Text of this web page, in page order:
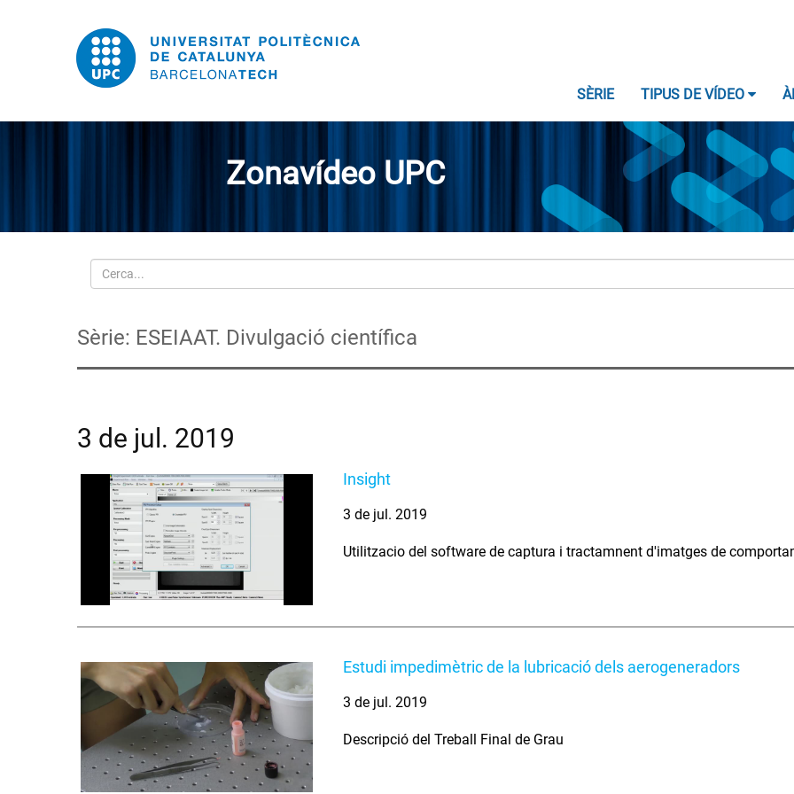
SÈRIE TIPUS DE VÍDEO
Zonavídeo UPC
Cerca
Sèrie: ESEIAAT. Divulgació científica
3 de jul. 2019
Insight
3 de jul. 2019
Utilitzacio del software de captura i tractamnent d'imatges de
Estudi impedimètric de la lubricació dels aerogeneradors
3 de jul. 2019
Descripció del Treball Final de Grau